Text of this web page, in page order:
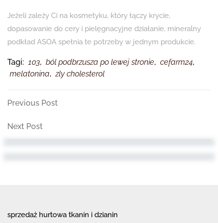
Jeżeli zależy Ci na kosmetyku, który łączy krycie,
dopasowanie do cery i pielęgnacyjne działanie, mineralny
podkład ASOA spełnia te potrzeby w jednym produkcie.
Tagi: 103, ból podbrzusza po lewej stronie, cefarm24,
melatonina, zly cholesterol
Nawigacja
wpisu
Previous
Previous Post
Next
Next Post
sprzedaż hurtowa tkanin i dzianin